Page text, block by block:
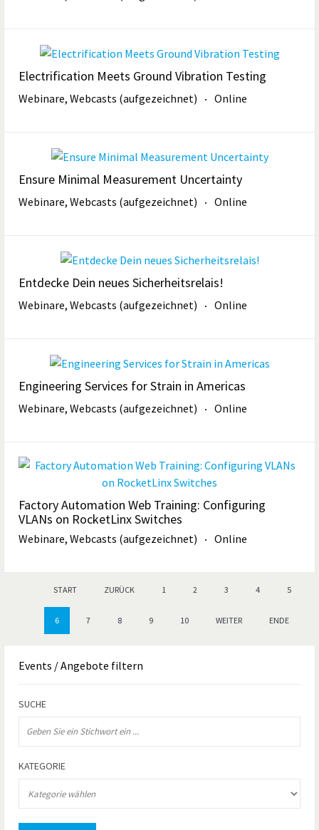
Electrification Meets Ground Vibration Testing
Webinare, Webcasts (aufgezeichnet) Online
Ensure Minimal Measurement Uncertainty
Webinare, Webcasts (aufgezeichnet) Online
Entdecke Dein neues Sicherheitsrelais!
Webinare, Webcasts (aufgezeichnet) Online
Engineering Services for Strain in Americas
Webinare, Webcasts (aufgezeichnet) Online
Factory Automation Web Training: Configuring
VLANs on RocketLinx Switches
Webinare, Webcasts (aufgezeichnet) Online
START ZURÜCK 1 2 3 4 5
6 7 8 9 10 WEITER ENDE
Events / Angebote filtern
SUCHE
KATEGORIE